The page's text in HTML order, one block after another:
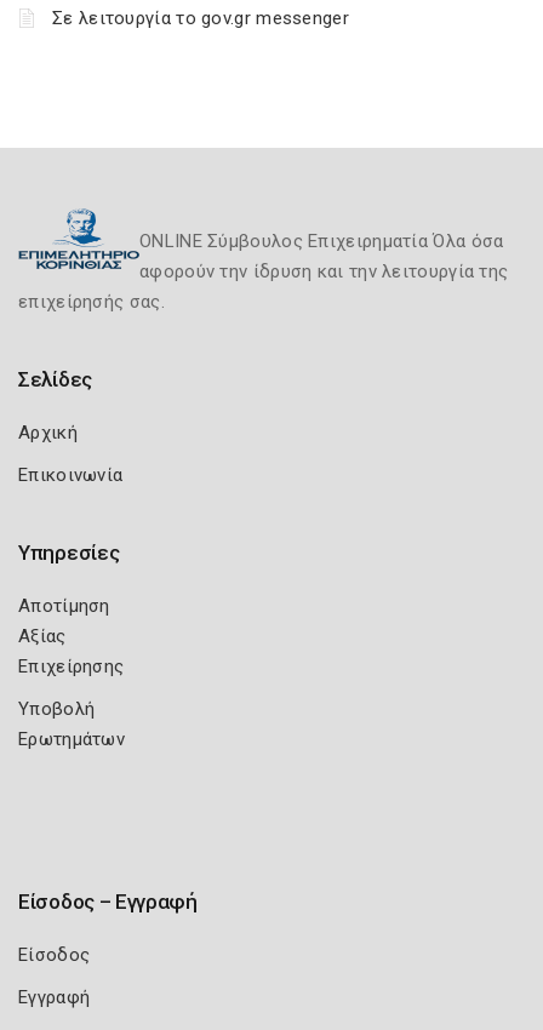
Σε λειτουργία το gov.gr messenger
ONLINE Σύμβουλος Επιχειρηματία Όλα όσα
αφορούν την ίδρυση και την λειτουργία της
επιχείρησής σας.
Σελίδες
Αρχική
Επικοινωνία
Υπηρεσίες
Αποτίμηση
Αξίας
Επιχείρησης
Υποβολή
Ερωτημάτων
Είσοδος – Εγγραφή
Είσοδος
Εγγραφή